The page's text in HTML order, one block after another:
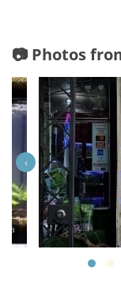
📷 Photos
‹